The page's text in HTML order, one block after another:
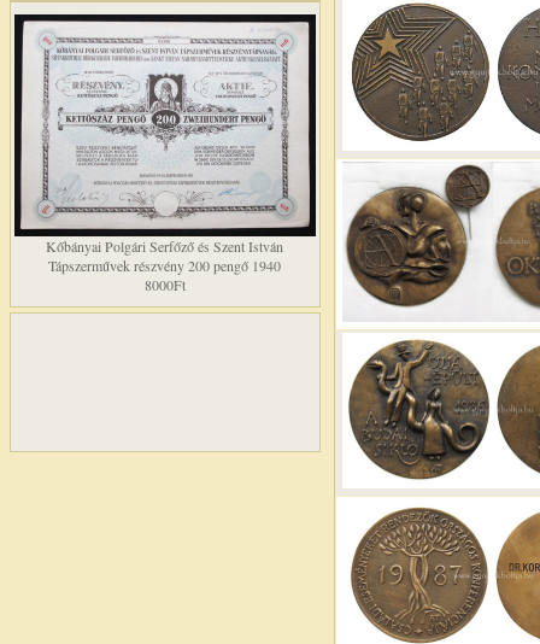
Kőbányai Polgári Serfőző és Szent István
Tápszerművek részvény 200 pengő 1940
8000Ft